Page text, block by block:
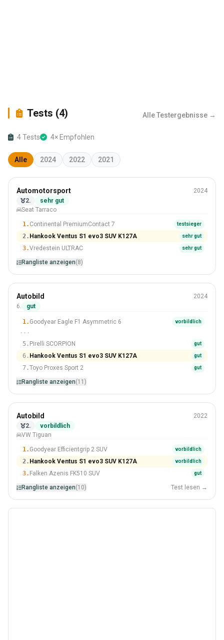
Tests (4) Alle Testergebnisse →
4 Tests 4× Empfohlen
Alle 2024 2022 2021
Sommer
235/55 R18
#2 Von 8 Reifen
Automotorsport
2024
2.
sehr gut
Seat Tarraco
1. Continental PremiumContact 7 testsieger
2. Hankook Ventus S1 evo3 SUV K127A sehr gut
3.Vredestein ULTRAC sehr gut
Rangliste anzeigen(8)
235/55 R19
#6 Von 11 Reifen
Autobild
2024
6.
gut
1. Goodyear Eagle F1 Asymmetric 6 vorbildlich
···
5. Pirelli SCORPION gut
6. Hankook Ventus S1 evo3 SUV K127A gut
7.Toyo Proxes Sport 2 gut
Rangliste anzeigen(11)
235/55 R18
#2 Von 10 Reifen
Autobild
2022
2.
vorbildlich
VW Tiguan
1. Goodyear Efficientgrip 2 SUV vorbildlich
2. Hankook Ventus S1 evo3 SUV K127A vorbildlich
3. Falken Azenis FK510 SUV gut
Rangliste anzeigen(10) Test lesen →